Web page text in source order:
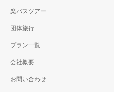
楽バスツアー
団体旅行
プラン一覧
会社概要
お問い合わせ